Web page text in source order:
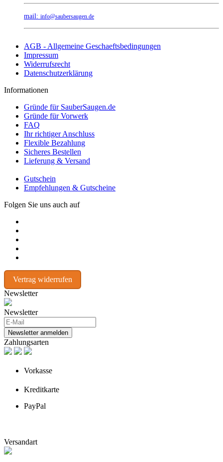
mail: info@saubersaugen.de
AGB - Allgemeine Geschaeftsbedingungen
Impressum
Widerrufsrecht
Datenschutzerklärung
Informationen
Gründe für SauberSaugen.de
Gründe für Vorwerk
FAQ
Ihr richtiger Anschluss
Flexible Bezahlung
Sicheres Bestellen
Lieferung & Versand
Gutschein
Empfehlungen & Gutscheine
Folgen Sie uns auch auf
Vertrag widerrufen
Newsletter
Newsletter
Newsletter anmelden
Zahlungsarten
Vorkasse
Kreditkarte
PayPal
Versandart